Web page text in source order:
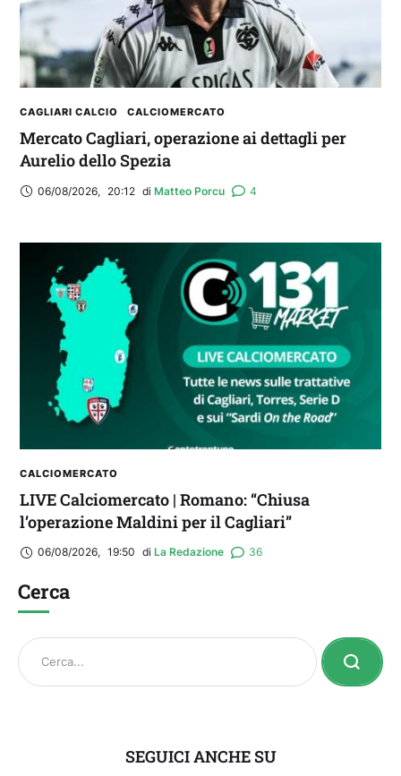
CAGLIARI CALCIO CALCIOMERCATO
Mercato Cagliari, operazione ai dettagli per
Aurelio dello Spezia
06/08/2026, 20:12 di Matteo Porcu 4
CALCIOMERCATO
LIVE Calciomercato | Romano: “Chiusa
l’operazione Maldini per il Cagliari”
06/08/2026, 19:50 di La Redazione 36
Cerca
SEGUICI ANCHE SU